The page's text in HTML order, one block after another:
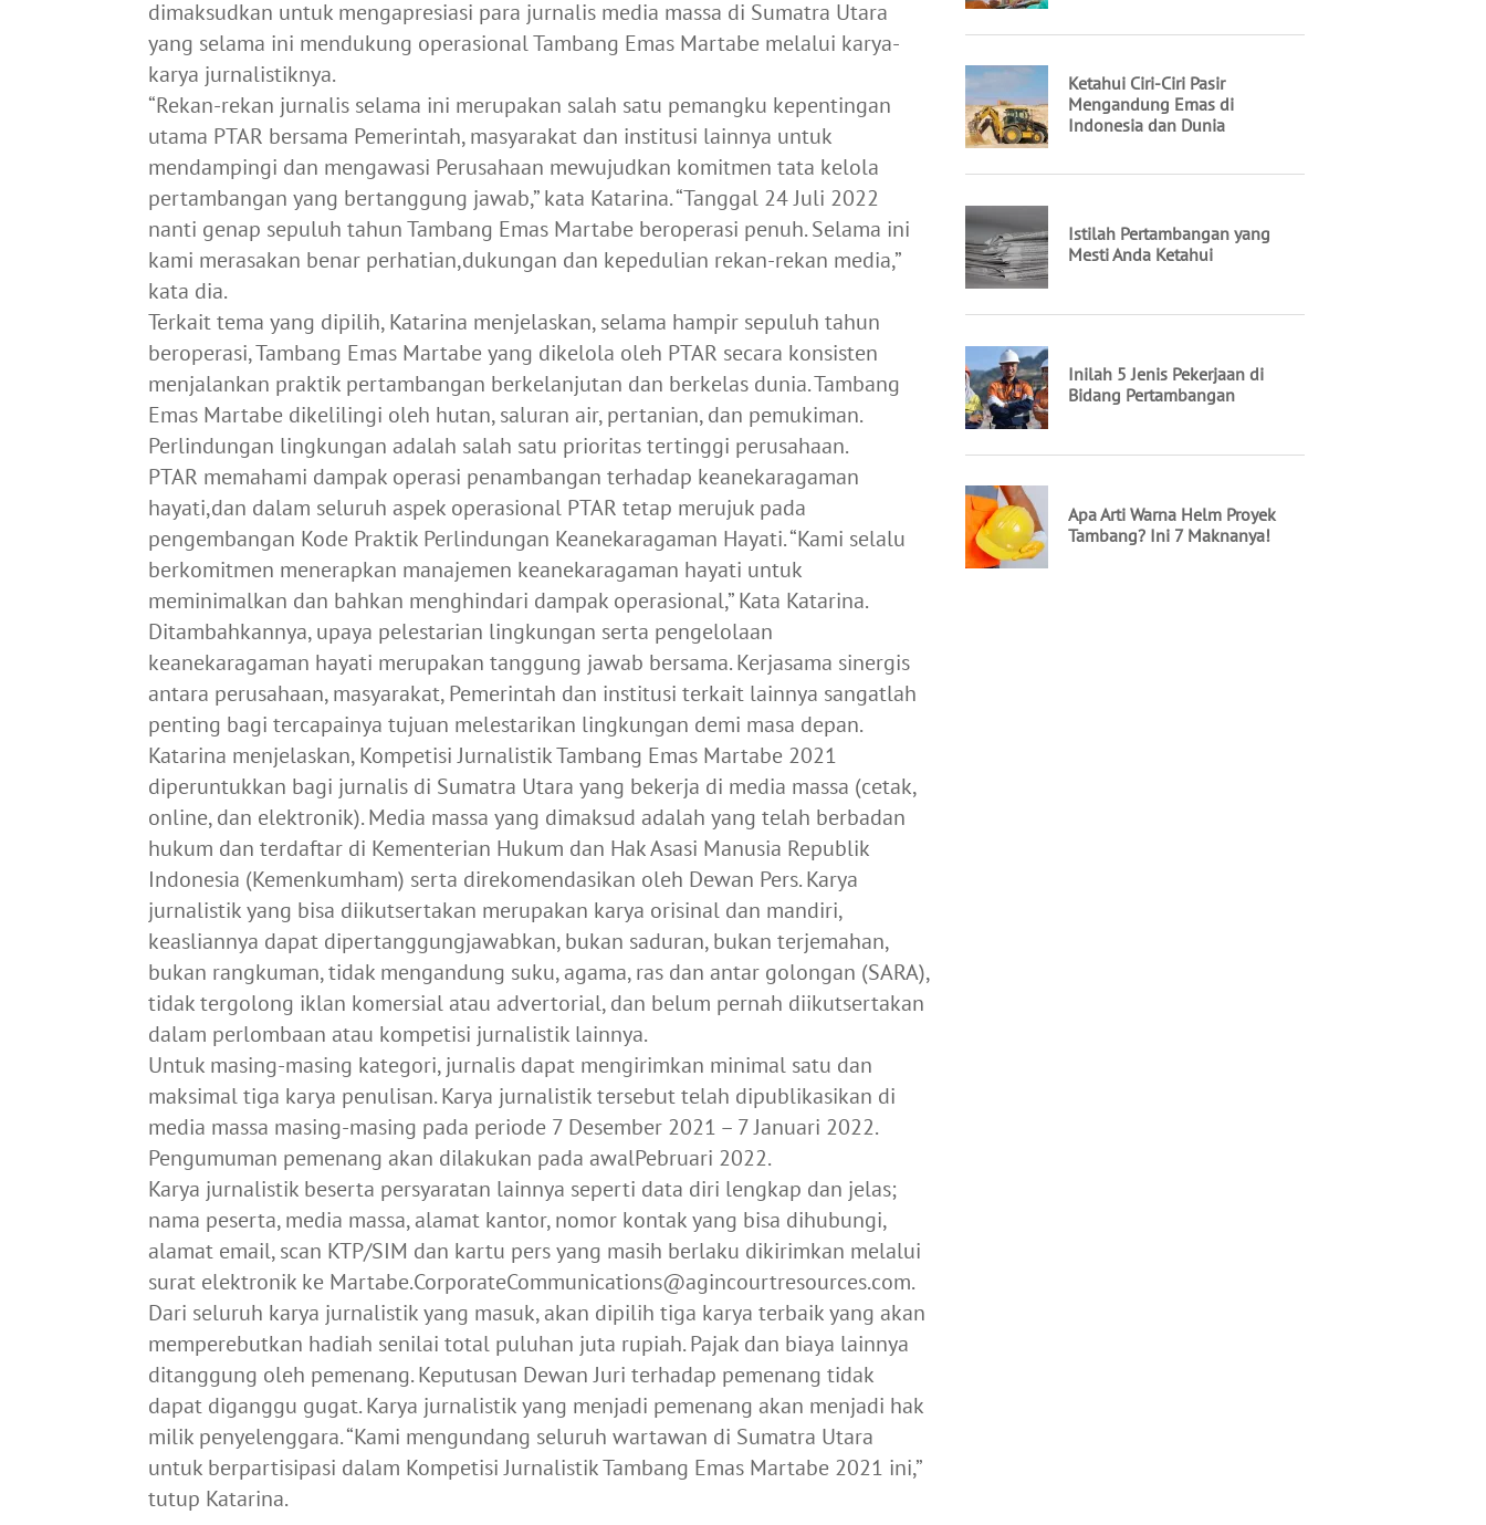
dimaksudkan untuk mengapresiasi para jurnalis media massa di Sumatra Utara
yang selama ini mendukung operasional Tambang Emas Martabe melalui karya-
karya jurnalistiknya.
“Rekan-rekan jurnalis selama ini merupakan salah satu pemangku kepentingan
utama PTAR bersama Pemerintah, masyarakat dan institusi lainnya untuk
mendampingi dan mengawasi Perusahaan mewujudkan komitmen tata kelola
pertambangan yang bertanggung jawab,” kata Katarina. “Tanggal 24 Juli 2022
nanti genap sepuluh tahun Tambang Emas Martabe beroperasi penuh. Selama ini
kami merasakan benar perhatian,dukungan dan kepedulian rekan-rekan media,”
kata dia.
Terkait tema yang dipilih, Katarina menjelaskan, selama hampir sepuluh tahun
beroperasi, Tambang Emas Martabe yang dikelola oleh PTAR secara konsisten
menjalankan praktik pertambangan berkelanjutan dan berkelas dunia. Tambang
Emas Martabe dikelilingi oleh hutan, saluran air, pertanian, dan pemukiman.
Perlindungan lingkungan adalah salah satu prioritas tertinggi perusahaan.
PTAR memahami dampak operasi penambangan terhadap keanekaragaman
hayati,dan dalam seluruh aspek operasional PTAR tetap merujuk pada
pengembangan Kode Praktik Perlindungan Keanekaragaman Hayati. “Kami selalu
berkomitmen menerapkan manajemen keanekaragaman hayati untuk
meminimalkan dan bahkan menghindari dampak operasional,” Kata Katarina.
Ditambahkannya, upaya pelestarian lingkungan serta pengelolaan
keanekaragaman hayati merupakan tanggung jawab bersama. Kerjasama sinergis
antara perusahaan, masyarakat, Pemerintah dan institusi terkait lainnya sangatlah
penting bagi tercapainya tujuan melestarikan lingkungan demi masa depan.
Katarina menjelaskan, Kompetisi Jurnalistik Tambang Emas Martabe 2021
diperuntukkan bagi jurnalis di Sumatra Utara yang bekerja di media massa (cetak,
online, dan elektronik). Media massa yang dimaksud adalah yang telah berbadan
hukum dan terdaftar di Kementerian Hukum dan Hak Asasi Manusia Republik
Indonesia (Kemenkumham) serta direkomendasikan oleh Dewan Pers. Karya
jurnalistik yang bisa diikutsertakan merupakan karya orisinal dan mandiri,
keasliannya dapat dipertanggungjawabkan, bukan saduran, bukan terjemahan,
bukan rangkuman, tidak mengandung suku, agama, ras dan antar golongan (SARA),
tidak tergolong iklan komersial atau advertorial, dan belum pernah diikutsertakan
dalam perlombaan atau kompetisi jurnalistik lainnya.
Untuk masing-masing kategori, jurnalis dapat mengirimkan minimal satu dan
maksimal tiga karya penulisan. Karya jurnalistik tersebut telah dipublikasikan di
media massa masing-masing pada periode 7 Desember 2021 – 7 Januari 2022.
Pengumuman pemenang akan dilakukan pada awalPebruari 2022.
Karya jurnalistik beserta persyaratan lainnya seperti data diri lengkap dan jelas;
nama peserta, media massa, alamat kantor, nomor kontak yang bisa dihubungi,
alamat email, scan KTP/SIM dan kartu pers yang masih berlaku dikirimkan melalui
surat elektronik ke Martabe.CorporateCommunications@agincourtresources.com.
Dari seluruh karya jurnalistik yang masuk, akan dipilih tiga karya terbaik yang akan
memperebutkan hadiah senilai total puluhan juta rupiah. Pajak dan biaya lainnya
ditanggung oleh pemenang. Keputusan Dewan Juri terhadap pemenang tidak
dapat diganggu gugat. Karya jurnalistik yang menjadi pemenang akan menjadi hak
milik penyelenggara. “Kami mengundang seluruh wartawan di Sumatra Utara
untuk berpartisipasi dalam Kompetisi Jurnalistik Tambang Emas Martabe 2021 ini,”
tutup Katarina.